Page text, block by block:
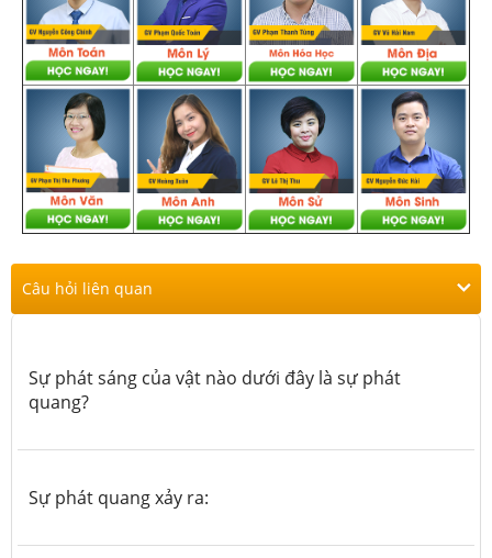
Câu hỏi liên quan
Sự phát sáng của vật nào dưới đây là sự phát
quang?
Sự phát quang xảy ra: